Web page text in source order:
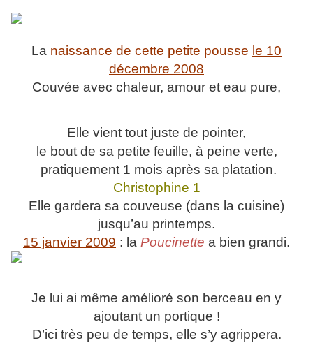
La naissance de cette petite pousse le 10
décembre 2008
Couvée avec chaleur, amour et eau pure,
Elle vient tout juste de pointer,
le bout de sa petite feuille, à peine verte,
pratiquement 1 mois après sa platation.
Christophine 1
Elle gardera sa couveuse (dans la cuisine)
jusqu’au printemps.
15 janvier 2009 : la Poucinette a bien grandi.
Je lui ai même amélioré son berceau en y
ajoutant un portique !
D’ici très peu de temps, elle s’y agrippera.